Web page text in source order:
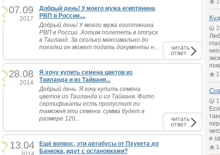
07.09
2017
Добрый день! У моего мужа египтянина
РВП в России....
Добрый день! У моего мужа египтянина
РВП в России. Хотим полететь в отпуск
в Таиланд. За сколько максимально до
поездки он может подать документы н...
читать
ответ
28.08
2014
Я хочу купить семена цветов из
Таиланда и из Тайваня...
Добрый день. Я хочу купить семена
цветов из Таиланда и из Тайваня. Фито
сертификаты есть пропустит ли
таможня эти семена. сумма будет в
размере 120...
читать
ответ
13.04
Ещё вопрос, эти автобусы от Пхукета до
Банкока, идут с остановками?
и